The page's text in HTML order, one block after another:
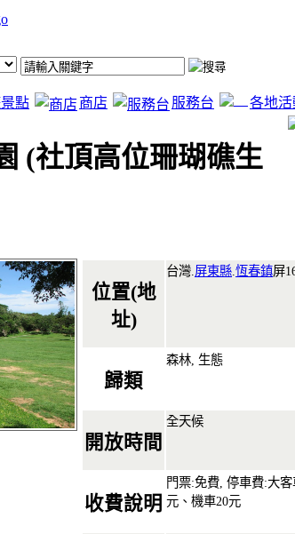
點 商店 服務台 各地活
(社頂高位珊瑚礁生
位置(地
址)
台灣. 屏東縣 恆春鎮屏
歸類
森林, 生態
開放時間
全天候
收費說明
門票:免費, 停車費:大
元、機車20元